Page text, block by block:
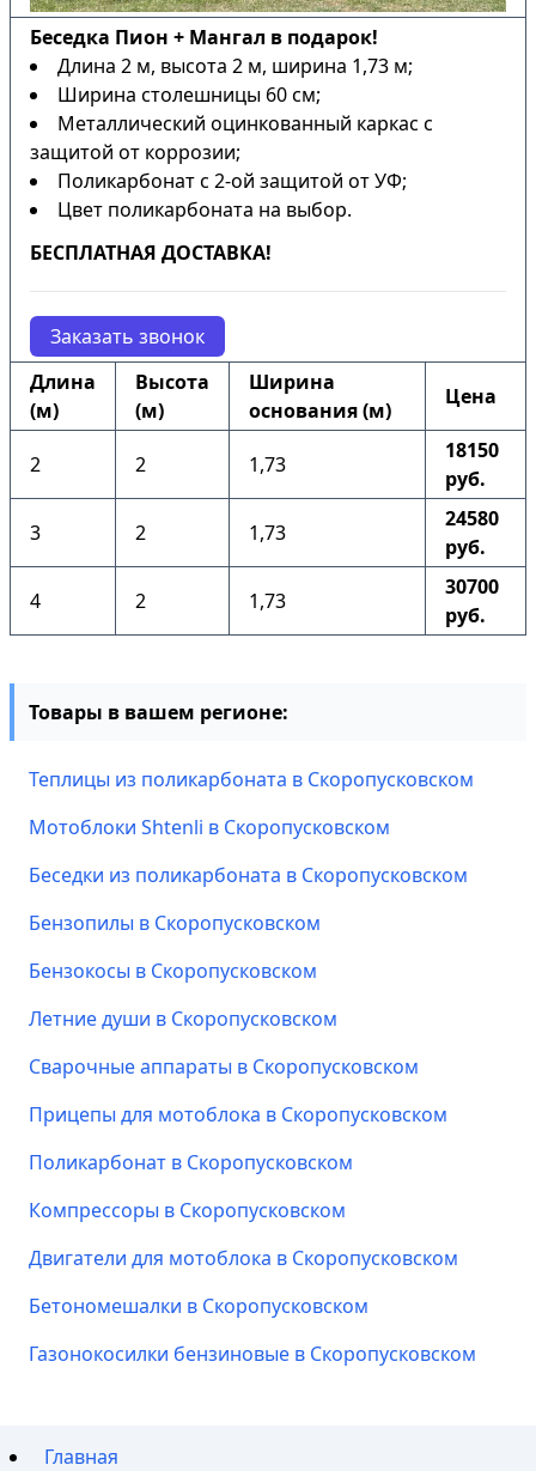
Беседка Пион + Мангал в подарок!
Длина 2 м, высота 2 м, ширина 1,73 м;
Ширина столешницы 60 см;
Металлический оцинкованный каркас с
защитой от коррозии;
Поликарбонат с 2-ой защитой от УФ;
Цвет поликарбоната на выбор.
БЕСПЛАТНАЯ ДОСТАВКА!
Заказать звонок
Длина
(м)
Высота
(м)
Ширина
основания (м)
Цена
2 2 1,73
18150
руб.
3 2 1,73
24580
руб.
4 2 1,73
30700
руб.
Товары в вашем регионе:
Теплицы из поликарбоната в Скоропусковском
Мотоблоки Shtenli в Скоропусковском
Беседки из поликарбоната в Скоропусковском
Бензопилы в Скоропусковском
Бензокосы в Скоропусковском
Летние души в Скоропусковском
Сварочные аппараты в Скоропусковском
Прицепы для мотоблока в Скоропусковском
Поликарбонат в Скоропусковском
Компрессоры в Скоропусковском
Двигатели для мотоблока в Скоропусковском
Бетономешалки в Скоропусковском
Газонокосилки бензиновые в Скоропусковском
Главная